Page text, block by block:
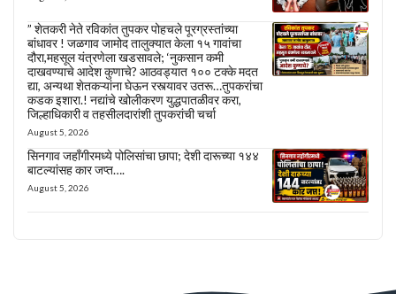
” शेतकरी नेते रविकांत तुपकर पोहचले पूरग्रस्तांच्या
बांधावर ! जळगाव जामोद तालुक्यात केला १५ गावांचा
दौरा,महसूल यंत्रणेला खडसावले; ‘नुकसान कमी
दाखवण्याचे आदेश कुणाचे? आठवड्यात १०० टक्के मदत
द्या, अन्यथा शेतकऱ्यांना घेऊन रस्त्यावर उतरू…तुपकरांचा
कडक इशारा.! नद्यांचे खोलीकरण युद्धपातळीवर करा,
जिल्हाधिकारी व तहसीलदारांशी तुपकरांची चर्चा
August 5, 2026
सिनगाव जहाँगीरमध्ये पोलिसांचा छापा; देशी दारूच्या १४४
बाटल्यांसह कार जप्त….
August 5, 2026